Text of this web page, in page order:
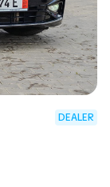
DEALER